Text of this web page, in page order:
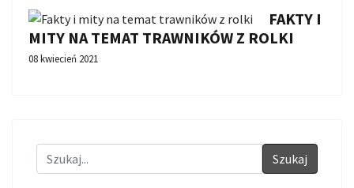
FAKTY I
MITY NA TEMAT TRAWNIKÓW Z ROLKI
08 kwiecień 2021
Szukaj